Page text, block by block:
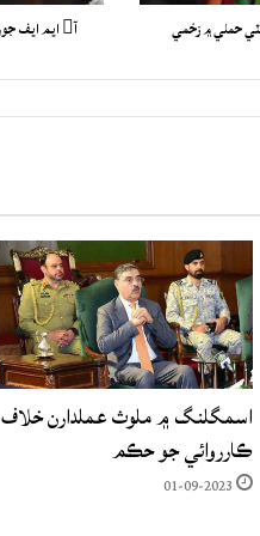
آ ايم ايف جون فرمائشون پوريون ڪرڻ لا مني بجيٽ آڻڻ جون تياريون
اسمگلنگ ۾ ملوث عملدارن خلاف
ڪارروائي جو حڪم
01-09-2023